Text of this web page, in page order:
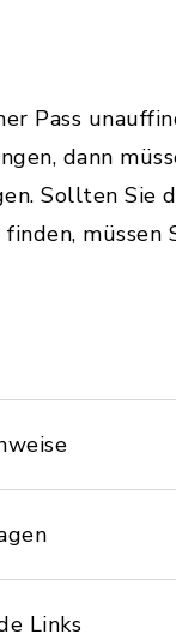
Pass
dann
Sollten Sie
müssen
Links